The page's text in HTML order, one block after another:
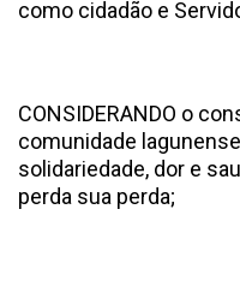
como cidadão e
CONSIDERANDO o
comunidade
solidariedade, dor e
perda sua perda;